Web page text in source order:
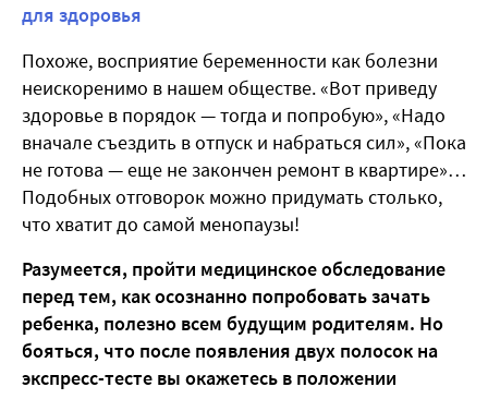
для здоровья
Похоже, восприятие беременности как болезни
неискоренимо в нашем обществе. «Вот приведу
здоровье в порядок — тогда и попробую», «Надо
вначале съездить в отпуск и набраться сил», «Пока
не готова — еще не закончен ремонт в квартире»…
Подобных отговорок можно придумать столько,
что хватит до самой менопаузы!
Разумеется, пройти медицинское обследование
перед тем, как осознанно попробовать зачать
ребенка, полезно всем будущим родителям. Но
бояться, что после появления двух полосок на
экспресс-тесте вы окажетесь в положении